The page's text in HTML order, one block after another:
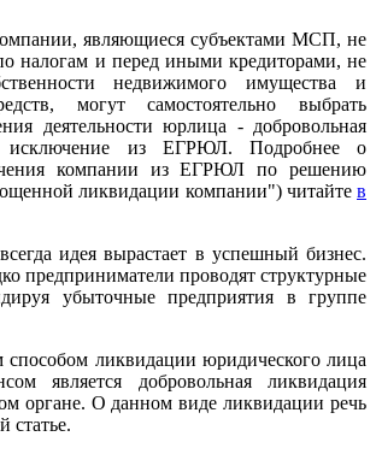
являющиеся субъектами МСП, не
налогам и перед иными кредиторами, не
недвижимого имущества и
могут самостоятельно выбрать
деятельности юрлица - добровольная
исключение из ЕГРЮЛ. Подробнее о
компании из ЕГРЮЛ по решению
ликвидации компании") читайте в
идея вырастает в успешный бизнес.
предприниматели проводят структурные
убыточные предприятия в группе
способом ликвидации юридического лица
является добровольная ликвидация
органе. О данном виде ликвидации речь
статье.